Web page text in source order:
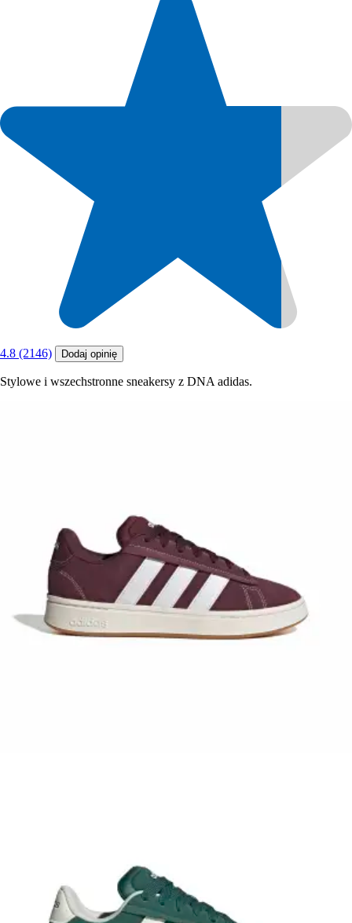
4.8 (2146) Dodaj opinię
Stylowe i wszechstronne sneakersy z DNA adidas.